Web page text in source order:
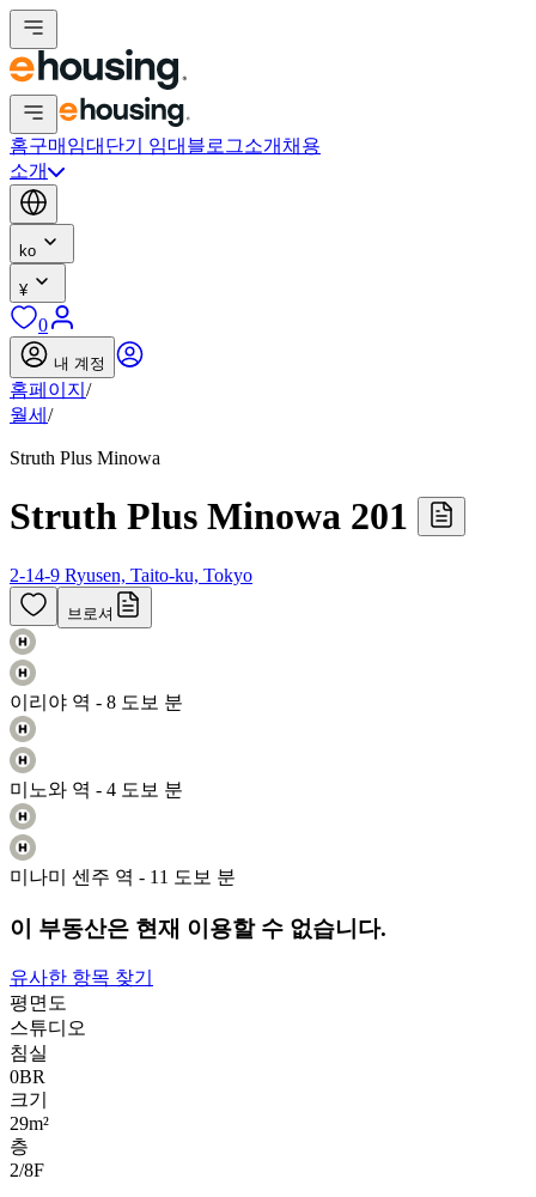
홈구매 임대 단기 임대 블로그소개 채용
소개
ko
¥
0
내 계정
홈페이지 /
월세 /
Struth Plus Minowa
Struth Plus Minowa 201
2-14-9 Ryusen, Taito-ku, Tokyo
브로셔
이리야 역 - 8 도보 분
미노와 역 - 4 도보 분
미나미 센주 역 - 11 도보 분
이 부동산은 현재 이용할 수 없습니다.
유사한 항목 찾기
평면도
스튜디오
침실
0BR
크기
29m²
층
2/8F